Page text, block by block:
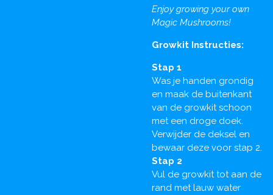
Enjoy growing your own
Magic Mushrooms!
Growkit Instructies:
Stap 1
Was je handen grondig
en maak de buitenkant
van de growkit schoon
met een droge doek.
Verwijder de deksel en
bewaar deze voor stap 2.
Stap 2
Vul de growkit tot aan de
rand met lauw water